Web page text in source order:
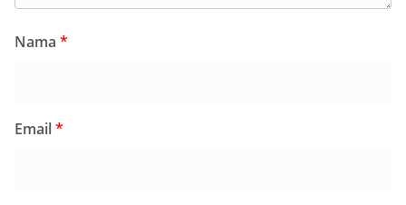
Nama *
Email*